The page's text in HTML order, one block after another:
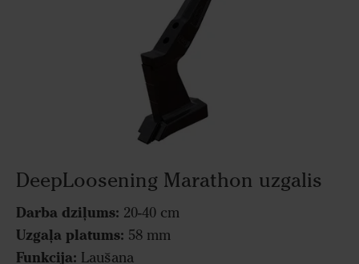
DeepLoosening Marathon uzgalis
Darba dziļums: 20-40 cm
Uzgaļa platums: 58 mm
Funkcija: Laušana